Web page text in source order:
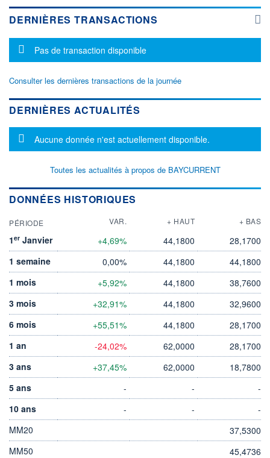
DERNIÈRES TRANSACTIONS
Message d'information
Pas de transaction disponible
Consulter les dernières transactions de la journée
DERNIÈRES ACTUALITÉS
Message d'information
Aucune donnée n'est actuellement disponible.
Toutes les actualités à propos de BAYCURRENT
DONNÉES HISTORIQUES
PÉRIODE VAR. + HAUT + BAS
1er Janvier +4,69% 44,1800
28,1700
1 semaine
0,00% 44,1800
44,1800
1 mois
+5,92% 44,1800
38,7600
3 mois
+32,91% 44,1800
32,9600
6 mois
+55,51% 44,1800
28,1700
1 an
-24,02% 62,0000
28,1700
3 ans
+37,45% 62,0000
18,7800
5 ans
- -
-
10 ans
- -
-
MM20
37,5300
MM50
45,4736